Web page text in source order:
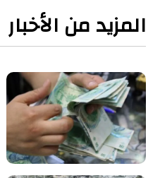
المزيد من الأخبار